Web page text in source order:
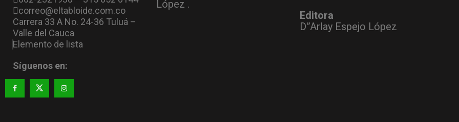
correo@eltabloide.com.co
Carrera 33 A No. 24-36 Tuluá –
Valle del Cauca
Elemento de lista
Síguenos en:
López .
Editora
D”Arlay Espejo López